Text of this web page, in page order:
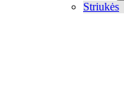
Striukės